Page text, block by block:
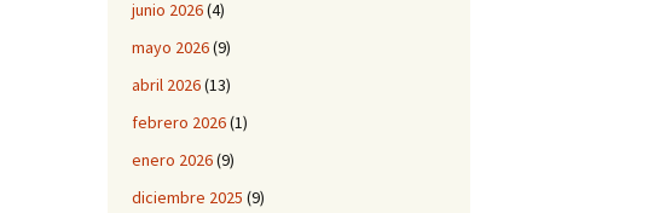
junio 2026(4)
mayo 2026(9)
abril 2026(13)
febrero 2026(1)
enero 2026(9)
diciembre 2025 (9)